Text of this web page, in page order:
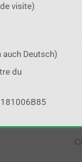
visite)
Deutsch)
du